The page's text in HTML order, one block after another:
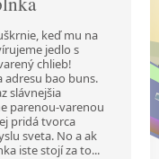
keď mu na
jedlo s
chlieb!
adresu bao buns.
slávnejšia
parenou-varenou
pridá tvorca
sveta. No a ak
iste stojí za to...